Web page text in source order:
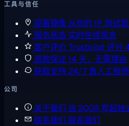
工具与信任
观看镜像 从你的 IP 测试
服务状态 实时在线状态
客户评价 Trustpilot 评分
退款保证 14 天，无需理由
获取支持 24/7 真人工程师
公司
关于我们 自 2008 年起独
联系我们 联系我们